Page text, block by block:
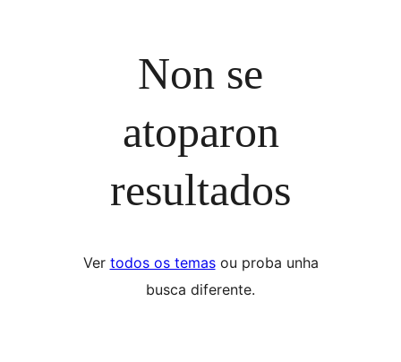
Non se
atoparon
resultados
Ver todos os temasou proba unha
busca diferente.